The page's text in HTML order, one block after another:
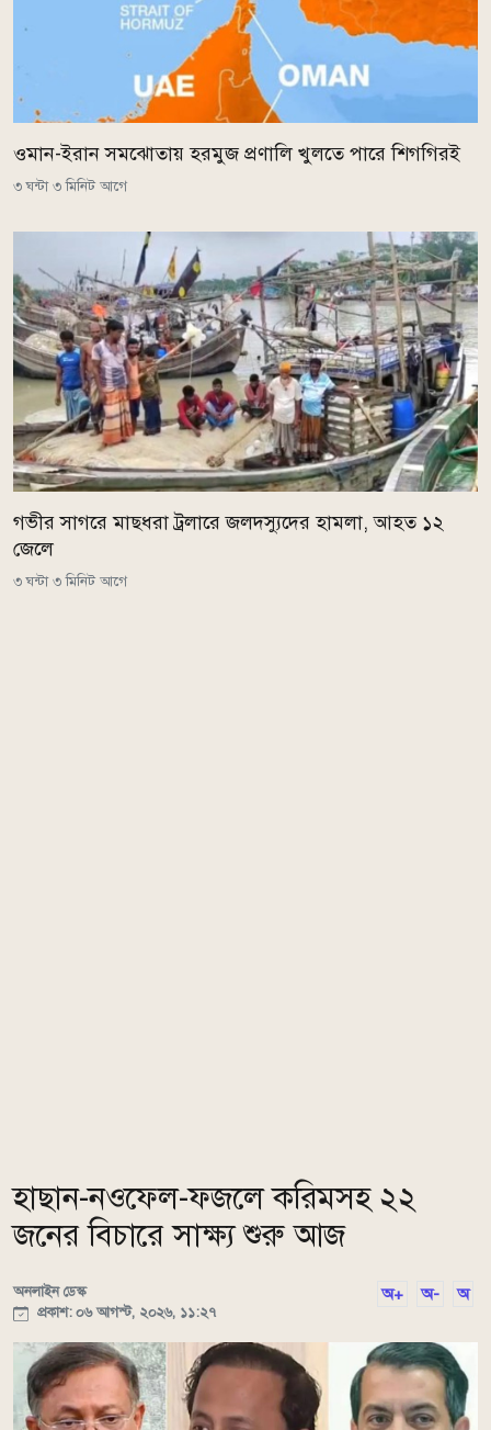
ওমান-ইরান সমঝোতায় হরমুজ প্রণালি খুলতে পারে শিগগিরই
৩ ঘন্টা ৩ মিনিট আগে
গভীর সাগরে মাছধরা ট্রলারে জলদস্যুদের হামলা, আহত ১২
জেলে
৩ ঘন্টা ৩ মিনিট আগে
হাছান-নওফেল-ফজলে করিমসহ ২২
জনের বিচারে সাক্ষ্য শুরু আজ
অনলাইন ডেস্ক
প্রকাশ: ০৬ আগস্ট, ২০২৬, ১১:২৭
অ+ অ- অ